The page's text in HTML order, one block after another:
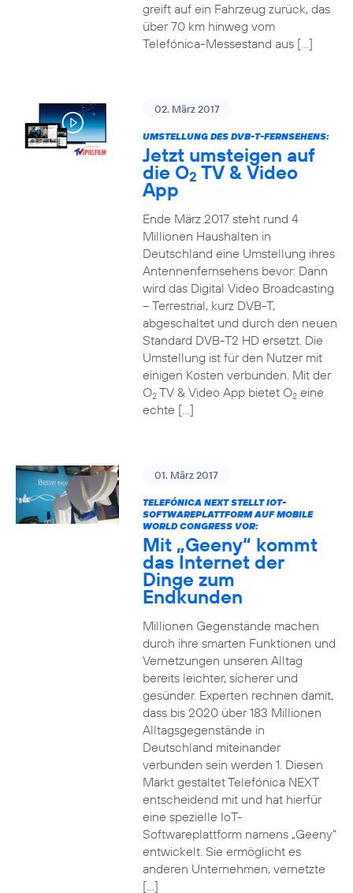
greift auf ein Fahrzeug zurück, das
über 70 km hinweg vom
Telefónica-Messestand aus […]
02. März 2017
UMSTELLUNG DES DVB-T-FERNSEHENS:
Jetzt umsteigen auf
die O2 TV & Video
App
Ende März 2017 steht rund 4
Millionen Haushalten in
Deutschland eine Umstellung ihres
Antennenfernsehens bevor: Dann
wird das Digital Video Broadcasting
– Terrestrial, kurz DVB-T,
abgeschaltet und durch den neuen
Standard DVB-T2 HD ersetzt. Die
Umstellung ist für den Nutzer mit
einigen Kosten verbunden. Mit der
O2TV & Video App bietet O2eine
echte […]
01. März 2017
TELEFÓNICA NEXT STELLT IOT-
SOFTWAREPLATTFORM AUF MOBILE
WORLD CONGRESS VOR:
Mit „Geeny“ kommt
das Internet der
Dinge zum
Endkunden
Millionen Gegenstände machen
durch ihre smarten Funktionen und
Vernetzungen unseren Alltag
bereits leichter, sicherer und
gesünder. Experten rechnen damit,
dass bis 2020 über 183 Millionen
Alltagsgegenstände in
Deutschland miteinander
verbunden sein werden 1. Diesen
Markt gestaltet Telefónica NEXT
entscheidend mit und hat hierfür
eine spezielle IoT-
Softwareplattform namens „Geeny“
entwickelt. Sie ermöglicht es
anderen Unternehmen, vernetzte
[…]